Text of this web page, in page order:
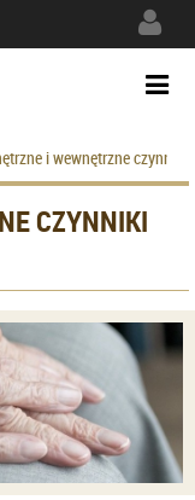
i wewnętrzne czynniki
CZYNNIKI